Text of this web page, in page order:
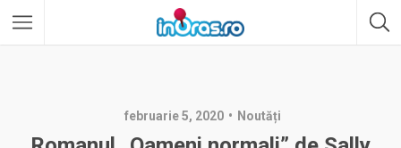
februarie 5, 2020 Noutăți